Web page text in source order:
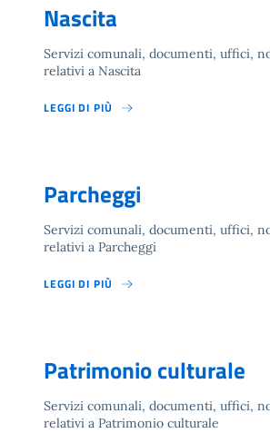
Nascita
Servizi comunali, documenti, uffici,
relativi a Nascita
LEGGI DI PIÙ
Parcheggi
Servizi comunali, documenti, uffici,
relativi a Parcheggi
LEGGI DI PIÙ
Patrimonio culturale
Servizi comunali, documenti, uffici,
relativi a Patrimonio culturale